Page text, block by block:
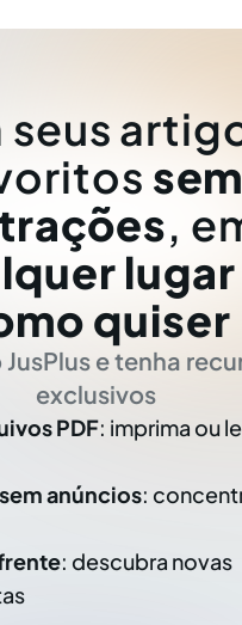
seus
sem
,
lugar
quiser
JusPlus e tenha
exclusivos
PDF: imprima ou
sem anúncios:
: descubra novas